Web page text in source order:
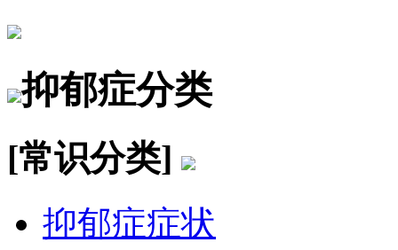
抑郁症分类
[常识分类]
抑郁症症状